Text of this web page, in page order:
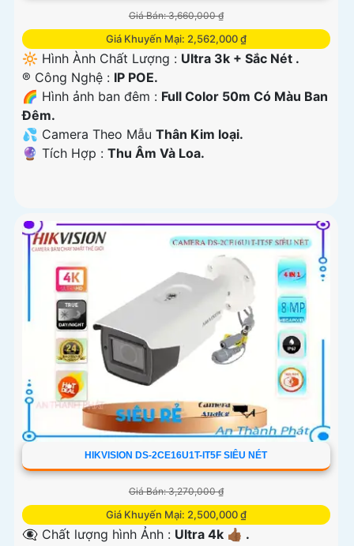
Giá Bán: 3,660,000 ₫
Giá Khuyến Mại: 2,562,000 ₫
🔆 Hình Ành Chất Lượng : Ultra 3k + Sắc Nét .
®️ Công Nghệ : IP POE.
🌈 Hình ảnh ban đêm : Full Color 50m Có Màu Ban
Ðêm.
💦 Camera Theo Mẫu Thân Kim loại.
️🔮 Tích Hợp : Thu Âm Và Loa.
HIKVISION DS-2CE16U1T-IT5F SIÊU NÉT
Giá Bán: 3,270,000 ₫
Giá Khuyến Mại: 2,500,000 ₫
👁️‍🗨 Chất lượng hình Ảnh : Ultra 4k 👍🏾 .